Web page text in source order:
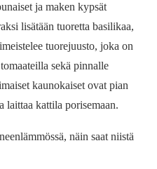
ja maken kypsät
lisätään tuoretta basilikaa,
tuorejuusto, joka on
sekä pinnalle
kaunokaiset ovat pian
laittaa kattila porisemaan.
näin saat niistä